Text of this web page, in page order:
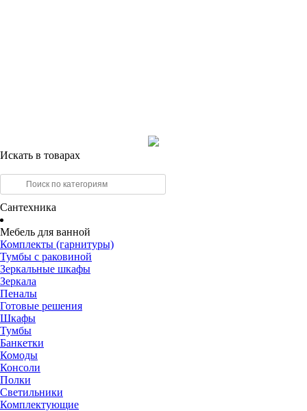
Искать в товарах
Сантехника
Мебель для ванной
Комплекты (гарнитуры)
Тумбы с раковиной
Зеркальные шкафы
Зеркала
Пеналы
Готовые решения
Шкафы
Тумбы
Банкетки
Комоды
Консоли
Полки
Светильники
Комплектующие